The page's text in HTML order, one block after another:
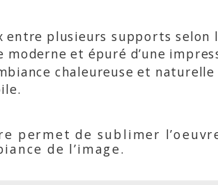
entre plusieurs supports selon
moderne et épuré d’une
chaleureuse et naturelle
permet de sublimer
de l’image.